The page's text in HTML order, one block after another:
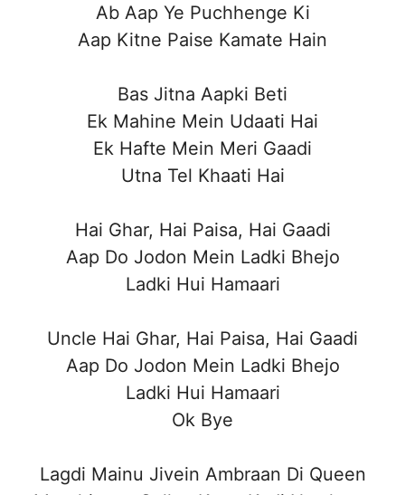
Ab Aap Ye Puchhenge Ki
Aap Kitne Paise Kamate Hain
Bas Jitna Aapki Beti
Ek Mahine Mein Udaati Hai
Ek Hafte Mein Meri Gaadi
Utna Tel Khaati Hai
Hai Ghar, Hai Paisa, Hai Gaadi
Aap Do Jodon Mein Ladki Bhejo
Ladki Hui Hamaari
Uncle Hai Ghar, Hai Paisa, Hai Gaadi
Aap Do Jodon Mein Ladki Bhejo
Ladki Hui Hamaari
Ok Bye
Lagdi Mainu Jivein Ambraan Di Queen